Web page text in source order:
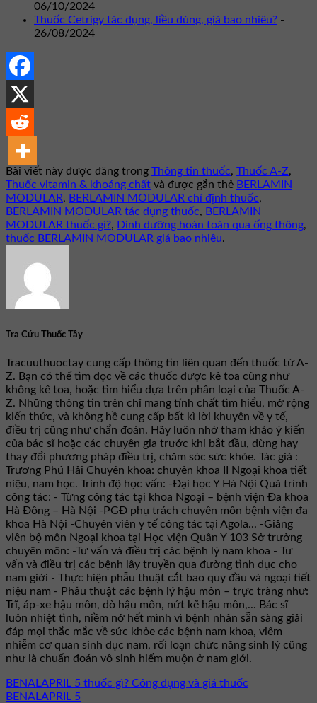
06/10/2024
Thuốc Cetrigy tác dụng, liều dùng, giá bao nhiêu? -
26/08/2024
Bài viết này được đăng trong Thông tin thuốc, Thuốc A-Z,
Thuốc vitamin & khoáng chất và được gắn thẻ BERLAMIN
MODULAR, BERLAMIN MODULAR chỉ định thuốc,
BERLAMIN MODULAR tác dụng thuốc, BERLAMIN
MODULAR thuốc gì?, Dinh dưỡng hoàn toàn qua ống thông,
thuốc BERLAMIN MODULAR giá bao nhiêu.
Tra Cứu Thuốc Tây
Tracuuthuoctay cung cấp thông tin liên quan đến thuốc từ A-
Z. Bạn có thể tìm đọc về các thuốc được kê toa cũng như
không kê toa, hoặc tìm hiểu dựa trên phân loại của Thuốc A-
Z. Những thông tin trên chỉ mang tính chất tìm hiểu, mở rộng
kiến thức, và không hề cung cấp bất kì lời khuyên về y tế,
điều trị cũng như chẩn đoán. Hãy luôn nhớ tham khảo ý kiến
của bác sĩ hoặc các chuyên gia trước khi bắt đầu, dừng hay
thay đổi phương pháp điều trị, chăm sóc sức khỏe. Tác giả :
Trương Phú Hải Chuyên khoa: chuyên khoa II Ngoại khoa tiết
niệu, nam học. Trình độ học vấn: -Đại học Y Hà Nội Quá trình
công tác: - Từng công tác tại khoa Ngoại – bệnh viện Đa khoa
Hà Đông – Hà Nội -PGĐ phụ trách chuyên môn bệnh viện đa
khoa Hà Nội -Chuyên viên y tế công tác tại Agola... -Giảng
viên bộ môn Ngoại khoa tại Học viện Quân Y 103 Sở trưởng
chuyên môn: -Tư vấn và điều trị các bệnh lý nam khoa - Tư
vấn và điều trị các bệnh lây truyền qua đường tình dục cho
nam giới - Thực hiện phẫu thuật cắt bao quy đầu và ngoại tiết
niệu nam - Phẫu thuật các bệnh lý hậu môn – trực tràng như:
Trĩ, áp-xe hậu môn, dò hậu môn, nứt kẽ hậu môn,... Bác sĩ
luôn nhiệt tình, niềm nở hết mình vì bệnh nhân sẵn sàng giải
đáp mọi thắc mắc về sức khỏe các bệnh nam khoa, viêm
nhiễm cơ quan sinh dục nam, rối loạn chức năng sinh lý cũng
như là chuẩn đoán vô sinh hiếm muộn ở nam giới.
BENALAPRIL 5 thuốc gì? Công dụng và giá thuốc
BENALAPRIL 5